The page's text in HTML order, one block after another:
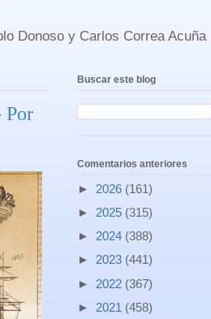
Donoso y Carlos Correa Acuña
Por
Buscar este blog
Comentarios anteriores
► 2026 (161)
► 2025 (315)
► 2024 (388)
► 2023 (441)
► 2022 (367)
► 2021 (458)